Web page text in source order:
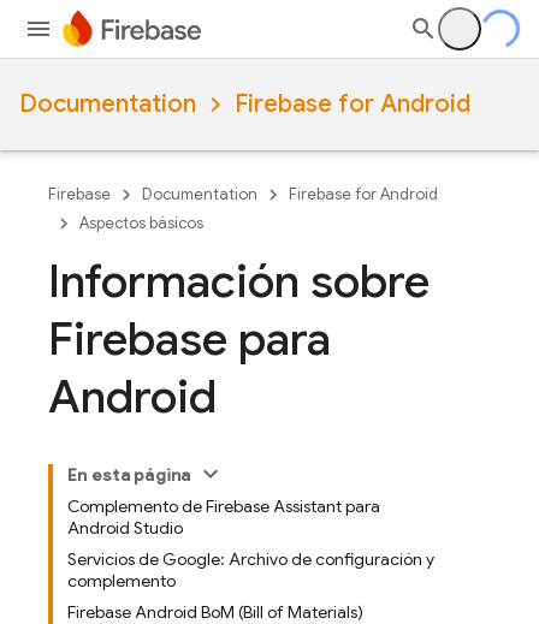
Documentation Firebase for Android
Firebase Documentation
Firebase for Android
Aspectos básicos
Información sobre
Firebase para
Android
En esta página
Complemento de Firebase Assistant para
Android Studio
Servicios de Google: Archivo de configuración y
complemento
Firebase Android BoM (Bill of Materials)